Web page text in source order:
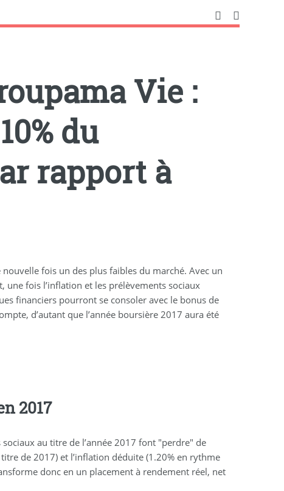
Vie :
du
rapport à
fois un des plus faibles du marché. Avec un
une fois l’inflation et les prélèvements sociaux
financiers pourront se consoler avec le bonus de
d’autant que l’année boursière 2017 aura été
2017
au titre de l’année 2017 font "perdre" de
de 2017) et l’inflation déduite (1.20% en rythme
donc en un placement à rendement réel, net